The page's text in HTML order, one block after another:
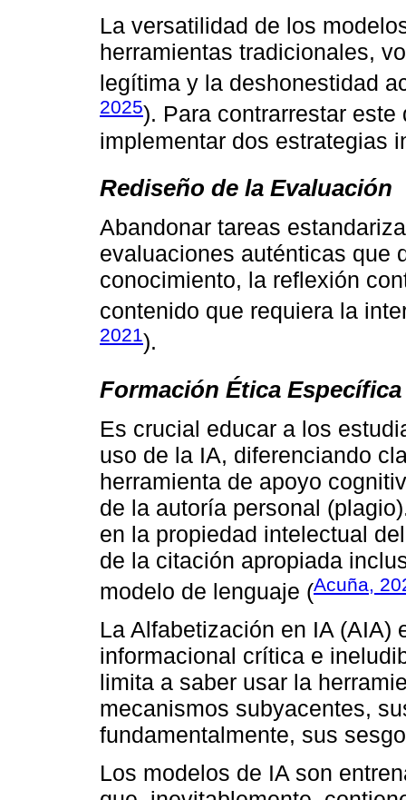
La versatilidad de los
herramientas tradicionales,
legítima y la deshonestidad
2025). Para contrarrestar
implementar dos estrategias
Rediseño de la Evaluación
Abandonar tareas
evaluaciones auténticas que
conocimiento, la reflexión
contenido que requiera la
2021).
Formación Ética Específica
Es crucial educar a los
uso de la IA, diferenciando
herramienta de apoyo
de la autoría personal
en la propiedad intelectual
de la citación apropiada
modelo de lenguaje (Acuña,
La Alfabetización en IA (AIA)
informacional crítica e
limita a saber usar la
mecanismos subyacentes,
fundamentalmente, sus
Los modelos de IA son